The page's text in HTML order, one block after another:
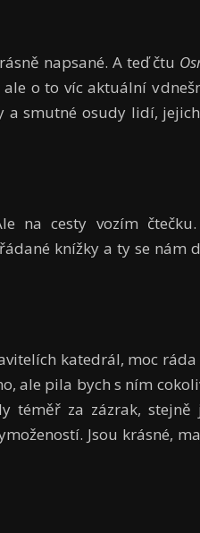
napsané. A teď čtu
o to víc aktuální v
a smutné osudy lidí,
na cesty vozím
knížky a ty se nám
katedrál, moc ráda
ale pila bych s ním
téměř za zázrak, stejně
Jsou krásné,